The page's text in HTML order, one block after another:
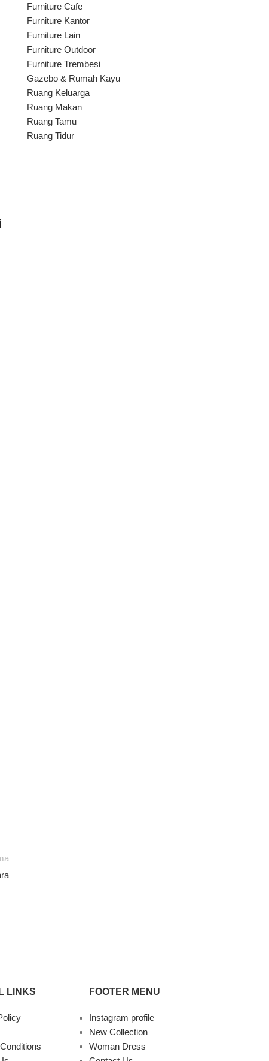
Furniture Cafe
Furniture Kantor
Furniture Lain
Furniture Outdoor
Furniture Trembesi
Gazebo & Rumah Kayu
Ruang Keluarga
Ruang Makan
Ruang Tamu
Ruang Tidur
LINKS FOOTER MENU
Instagram profile
New Collection
Woman Dress